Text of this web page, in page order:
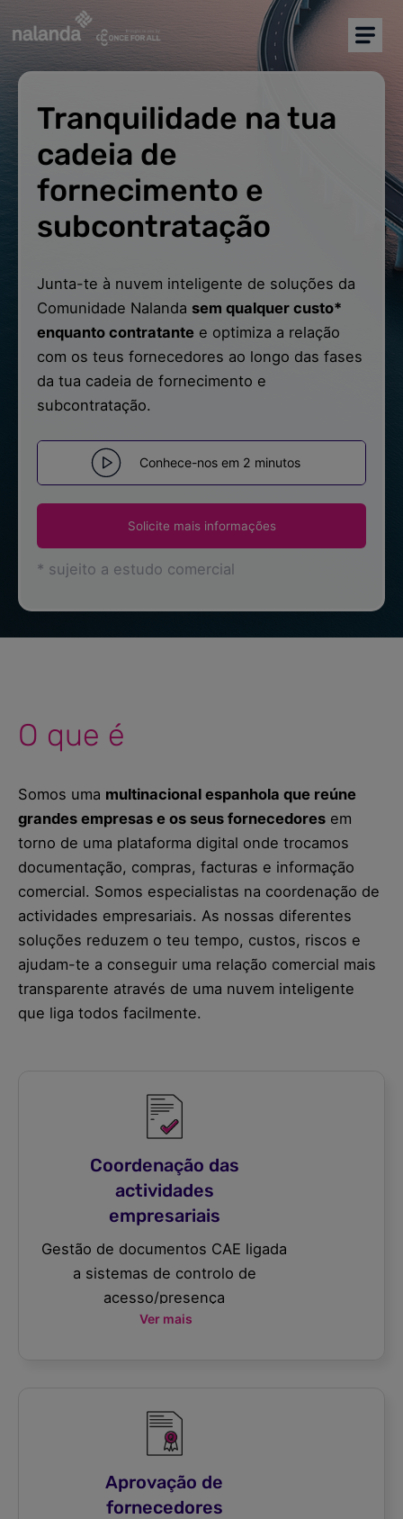
Sou fornecedor
Coordenação das actividades
comerciais
Más soluciones
Partners
Português
FAQ
Manuais do utilizador
Hablemos
Tranquilidade na tua
cadeia de
fornecimento e
subcontratação
Junta-te à nuvem inteligente de soluções da
Comunidade Nalanda sem qualquer custo*
enquanto contratante e optimiza a relação
com os teus fornecedores ao longo das fases
da tua cadeia de fornecimento e
subcontratação.
Conhece-nos em 2 minutos
Solicite mais informações
* sujeito a estudo comercial
O que é
Somos uma multinacional espanhola que reúne
grandes empresas e os seus fornecedores em
torno de uma plataforma digital onde trocamos
documentação, compras, facturas e informação
comercial. Somos especialistas na coordenação de
actividades empresariais. As nossas diferentes
soluções reduzem o teu tempo, custos, riscos e
ajudam-te a conseguir uma relação comercial mais
transparente através de uma nuvem inteligente
que liga todos facilmente.
Coordenação das
actividades
empresariais
Gestão de documentos CAE ligada
a sistemas de controlo de
acesso/presença
Ver mais
Aprovação de
fornecedores